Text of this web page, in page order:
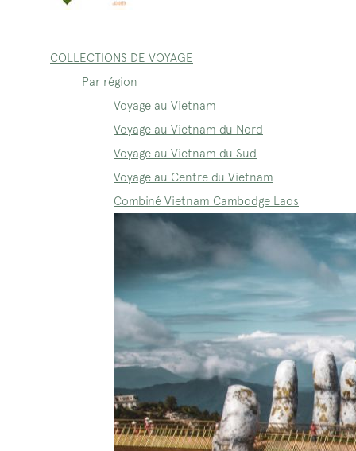
COLLECTIONS DE VOYAGE
Par région
Voyage au Vietnam
Voyage au Vietnam du Nord
Voyage au Vietnam du Sud
Voyage au Centre du Vietnam
Combiné Vietnam Cambodge Laos